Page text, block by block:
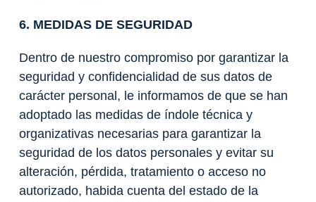
6. MEDIDAS DE SEGURIDAD
Dentro de nuestro compromiso por garantizar la
seguridad y confidencialidad de sus datos de
carácter personal, le informamos de que se han
adoptado las medidas de índole técnica y
organizativas necesarias para garantizar la
seguridad de los datos personales y evitar su
alteración, pérdida, tratamiento o acceso no
autorizado, habida cuenta del estado de la